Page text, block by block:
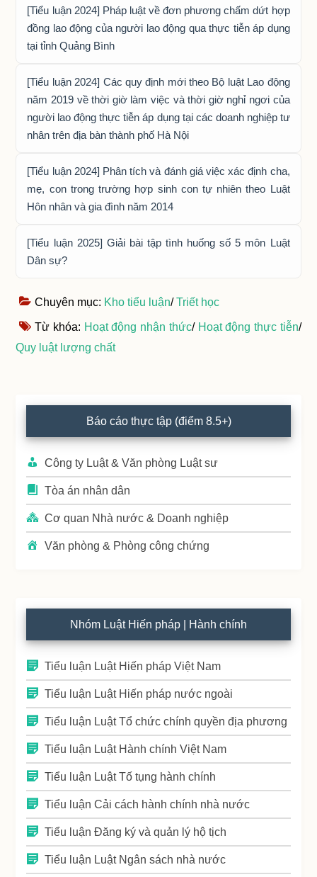
[Tiểu luận 2024] Pháp luật về đơn phương chấm dứt hợp
đồng lao động của người lao động qua thực tiễn áp dụng
tại tỉnh Quảng Bình
[Tiểu luận 2024] Các quy định mới theo Bộ luật Lao động
năm 2019 về thời giờ làm việc và thời giờ nghỉ ngơi của
người lao động thực tiễn áp dụng tại các doanh nghiệp tư
nhân trên địa bàn thành phố Hà Nội
[Tiểu luận 2024] Phân tích và đánh giá việc xác định cha,
mẹ, con trong trường hợp sinh con tự nhiên theo Luật
Hôn nhân và gia đình năm 2014
[Tiểu luận 2025] Giải bài tập tình huống số 5 môn Luật
Dân sự?
Chuyên mục: Kho tiểu luận/Triết học
Từ khóa: Hoạt động nhận thức/ Hoạt động thực tiễn/
Quy luật lượng chất
Primary
Sidebar
Báo cáo thực tập (điểm 8.5+)
Công ty Luật & Văn phòng Luật sư
Tòa án nhân dân
Cơ quan Nhà nước & Doanh nghiệp
Văn phòng & Phòng công chứng
Nhóm Luật Hiến pháp | Hành chính
Tiểu luận Luật Hiến pháp Việt Nam
Tiểu luận Luật Hiến pháp nước ngoài
Tiểu luận Luật Tổ chức chính quyền địa phương
Tiểu luận Luật Hành chính Việt Nam
Tiểu luận Luật Tố tụng hành chính
Tiểu luận Cải cách hành chính nhà nước
Tiểu luận Đăng ký và quản lý hộ tịch
Tiểu luận Luật Ngân sách nhà nước